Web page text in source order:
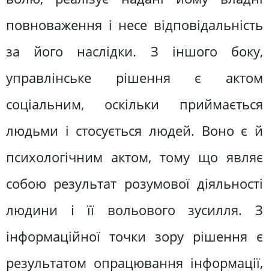
повноваження і несе відповідальність
за його наслідки. З іншого боку,
управлінське рішення є актом
соціальним, оскільки приймається
людьми і стосується людей. Воно є й
психологічним актом, тому що являє
собою результат розумової діяльності
людини і її вольового зусилля. З
інформаційної точки зору рішення є
результатом опрацювання інформації,